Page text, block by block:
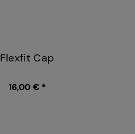
Flexfit Cap
16,00 € *